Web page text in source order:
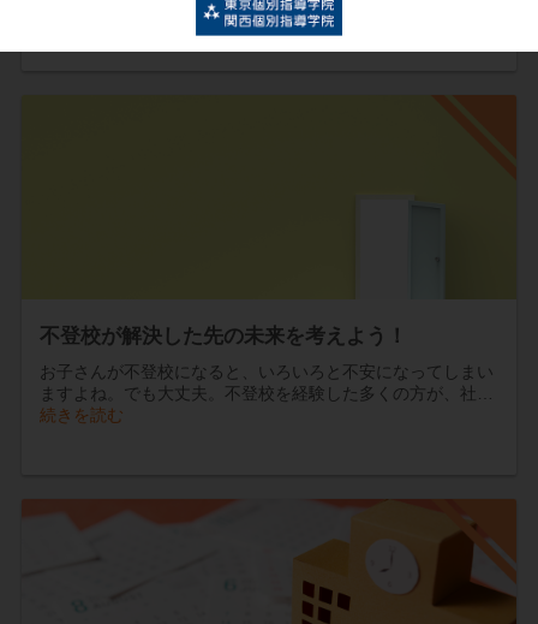
不登校が解決した先の未来を考えよう！
お子さんが不登校になると、いろいろと不安になってしまい
ますよね。でも大丈夫。不登校を経験した多くの方が、社…
続きを読む